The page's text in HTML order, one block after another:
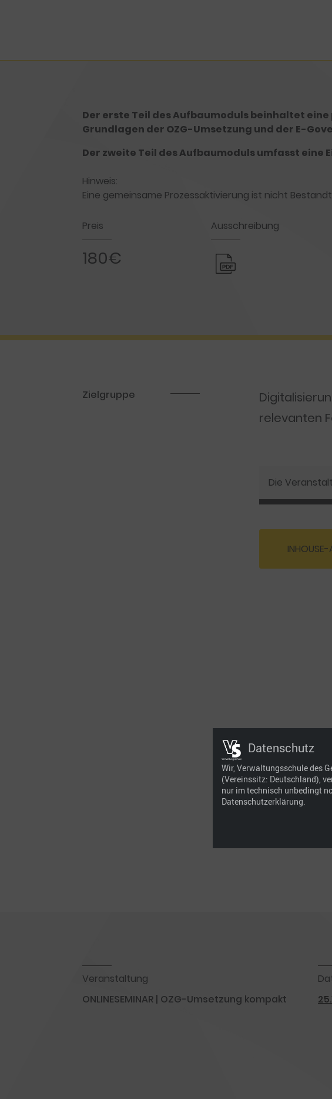
Der erste Teil des Aufbaumoduls beinhaltet
Grundlagen der OZG-Umsetzung und der E-
Der zweite Teil des Aufbaumoduls umfasst
Hinweis:
Eine gemeinsame Prozessaktivierung ist nicht
Preis
180€
Ausschreibung
Zielgruppe
relevanten
Die
INHOUSE-
Veranstaltung
ONLINESEMINAR | OZG-Umsetzung kompakt
Datenschutz
Wir, Verwaltungsschule des
(Vereinssitz: Deutschland),
nur im technisch unbedingt
Datenschutzerklärung.